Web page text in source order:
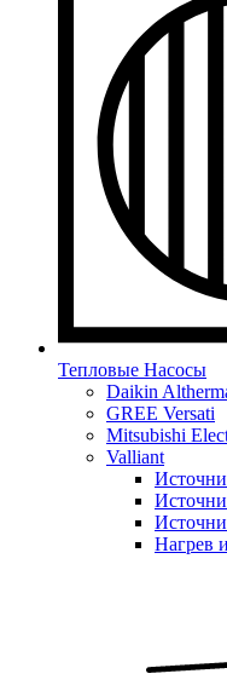
Тепловые Насосы
Daikin
GREE Versati
Mitsubishi
Valliant
Нагрев